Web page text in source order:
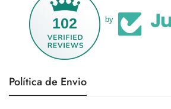
102 by
Política de Envio